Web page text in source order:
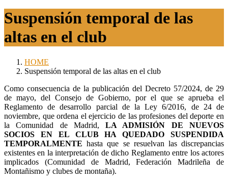
Suspensión temporal de las
altas en el club
HOME
Suspensión temporal de las altas en el club
Como consecuencia de la publicación del Decreto 57/2024, de 29
de mayo, del Consejo de Gobierno, por el que se aprueba el
Reglamento de desarrollo parcial de la Ley 6/2016, de 24 de
noviembre, que ordena el ejercicio de las profesiones del deporte en
la Comunidad de Madrid,LA ADMISIÓN DE NUEVOS
SOCIOS EN EL CLUB HA QUEDADO SUSPENDIDA
TEMPORALMENTE hasta que se resuelvan las discrepancias
existentes en la interpretación de dicho Reglamento entre los actores
implicados (Comunidad de Madrid, Federación Madrileña de
Montañismo y clubes de montaña).